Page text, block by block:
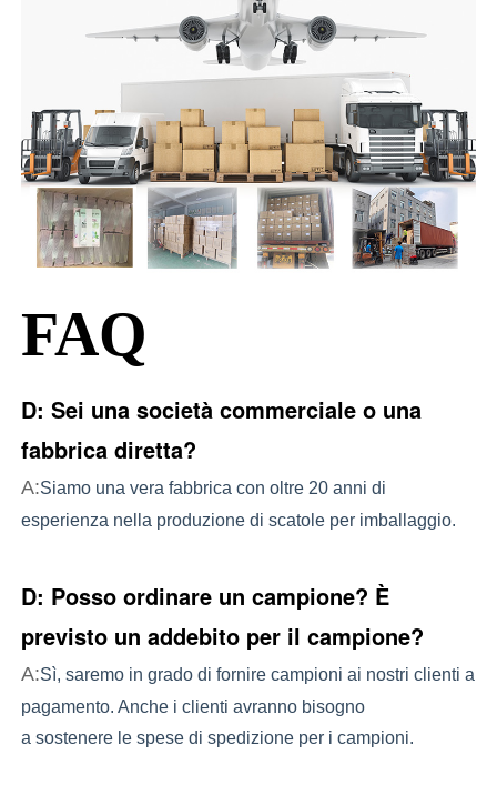
FAQ
D: Sei una società commerciale o una
fabbrica diretta?
A:Siamo una vera fabbrica con oltre 20 anni di
esperienza nella produzione di scatole per imballaggio.
D: Posso ordinare un campione? È
previsto un addebito per il campione?
A:Sì, saremo in grado di fornire campioni ai nostri clienti a
pagamento. Anche i clienti avranno bisogno
a sostenere le spese di spedizione per i campioni.